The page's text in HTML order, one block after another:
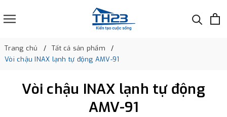
Trang chủ
Tất cả sản phẩm
Vòi chậu INAX lạnh tự động AMV-91
Vòi chậu INAX lạnh tự động
AMV-91